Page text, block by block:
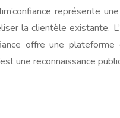
représente
la clientèle existante.
offre une
une reconnaissance